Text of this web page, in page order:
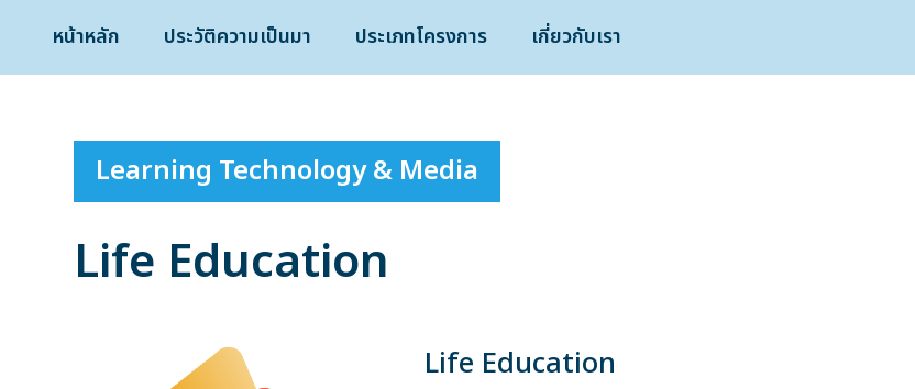
หน้าหลัก ประวัติความเป็นมา ประเภทโครงการ เกี่ยวกับเรา
Learning Technology & Media
Life Education
Life Education